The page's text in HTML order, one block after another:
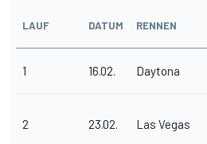
LAUF DATUM RENNEN
1 16.02. Daytona
2 23.02. Las Vegas